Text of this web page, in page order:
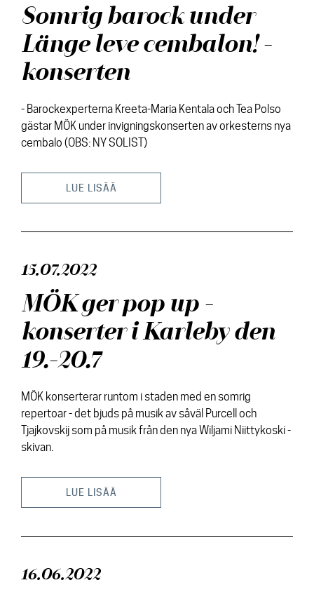
Somrig barock under
Länge leve cembalon! -
konserten
- Barockexperterna Kreeta-Maria Kentala och Tea Polso
gästar MÖK under invigningskonserten av orkesterns nya
cembalo (OBS: NY SOLIST)
LUE LISÄÄ
15.07.2022
MÖK ger pop up -
konserter i Karleby den
19.-20.7
MÖK konserterar runtom i staden med en somrig
repertoar - det bjuds på musik av såväl Purcell och
Tjajkovskij som på musik från den nya Wiljami Niittykoski -
skivan.
LUE LISÄÄ
16.06.2022